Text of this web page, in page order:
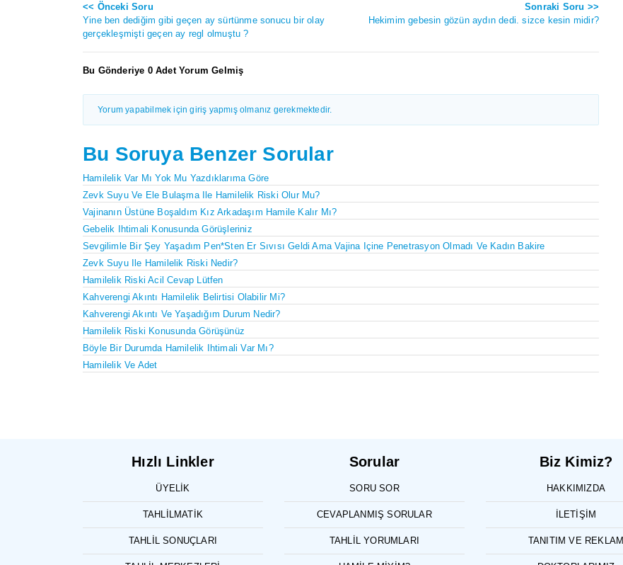
<< Önceki Soru
Yine ben dediğim gibi geçen ay sürtünme sonucu bir olay
gerçekleşmişti geçen ay regl olmuştu ?
Sonraki Soru >>
Hekimim gebesin gözün aydın dedi. sizce kesin midir?
Bu Gönderiye 0 Adet Yorum Gelmiş
Yorum yapabilmek için giriş yapmış olmanız gerekmektedir.
Bu Soruya Benzer Sorular
Hamilelik Var Mı Yok Mu Yazdıklarıma Göre
Zevk Suyu Ve Ele Bulaşma Ile Hamilelik Riski Olur Mu?
Vajinanın Üstüne Boşaldım Kız Arkadaşım Hamile Kalır Mı?
Gebelik Ihtimali Konusunda Görüşleriniz
Sevgilimle Bir Şey Yaşadım Pen*sten Er Sıvısı Geldi Ama Vajina Içine Penetrasyon Olmadı Ve Kadın Bakire
Zevk Suyu Ile Hamilelik Riski Nedir?
Hamilelik Riski Acil Cevap Lütfen
Kahverengi Akıntı Hamilelik Belirtisi Olabilir Mi?
Kahverengi Akıntı Ve Yaşadığım Durum Nedir?
Hamilelik Riski Konusunda Görüşünüz
Böyle Bir Durumda Hamilelik Ihtimali Var Mı?
Hamilelik Ve Adet
Hızlı Linkler
ÜYELIK
TAHLILMATIK
TAHLIL SONUÇLARI
Sorular
SORU SOR
CEVAPLANMIŞ SORULAR
TAHLIL YORUMLARI
Biz Kimiz?
HAKKIMIZDA
İLETIŞIM
TANITIM VE REKLAM